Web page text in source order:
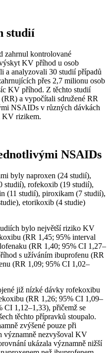
studií
zahrnul kontrolované
KV příhod u osob
a analyzovali 30 studií případů
přes 2,7 milionu osob
KV příhod. Z těchto studií
a vypočítali sdružené RR
NSAIDs v různých dávkách
KV rizikem.
NSAIDs
byly naproxen (24 studií),
studií), rofekoxib (19 studií),
(11 studií), piroxikam (7 studií),
etorikoxib (4 studie)
bylo největší riziko KV
(RR 1,45; 95% interval
(RR 1,40; 95% CI 1,27–
s užíváním ibuprofenu (RR
(RR 1,09; 95% CI 1,02–
již nízké dávky rofekoxibu
(RR 1,26; 95% CI 1,09–
CI 1,12–1,33), přičemž se
těchto přípravků stoupalo.
zvýšené pouze při
významně nezvyšoval KV
ukázala významně nižší